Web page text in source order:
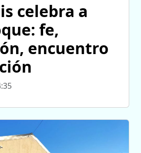
celebra a
fe,
encuentro